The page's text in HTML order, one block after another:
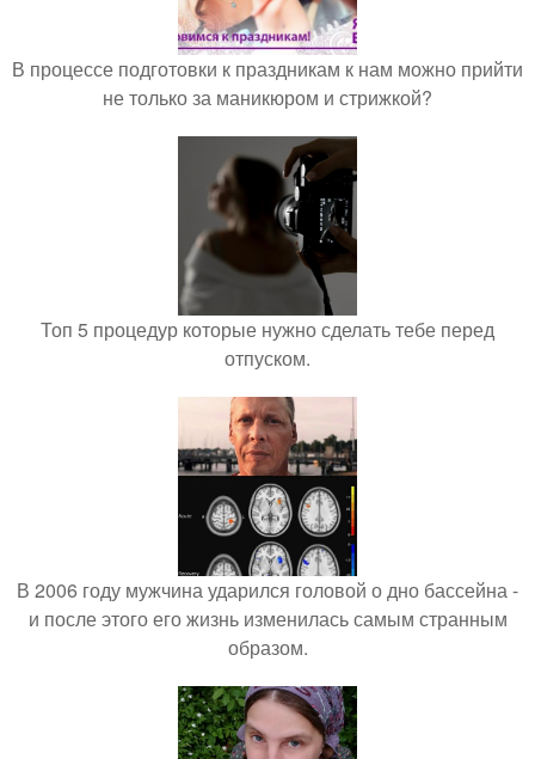
В процессе подготовки к праздникам к нам можно прийти
не только за маникюром и стрижкой?
Топ 5 процедур которые нужно сделать тебе перед
отпуском.
В 2006 году мужчина ударился головой о дно бассейна -
и после этого его жизнь изменилась самым странным
образом.